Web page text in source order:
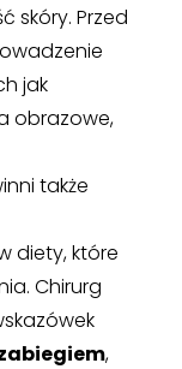
skóry. Przed
jak
obrazowe,
także
diety, które
Chirurg
,